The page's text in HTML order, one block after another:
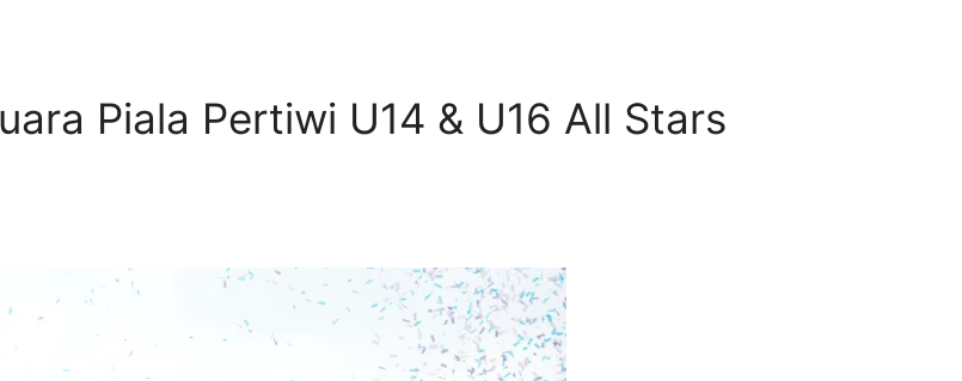
Piala Pertiwi U14 & U16 All Stars